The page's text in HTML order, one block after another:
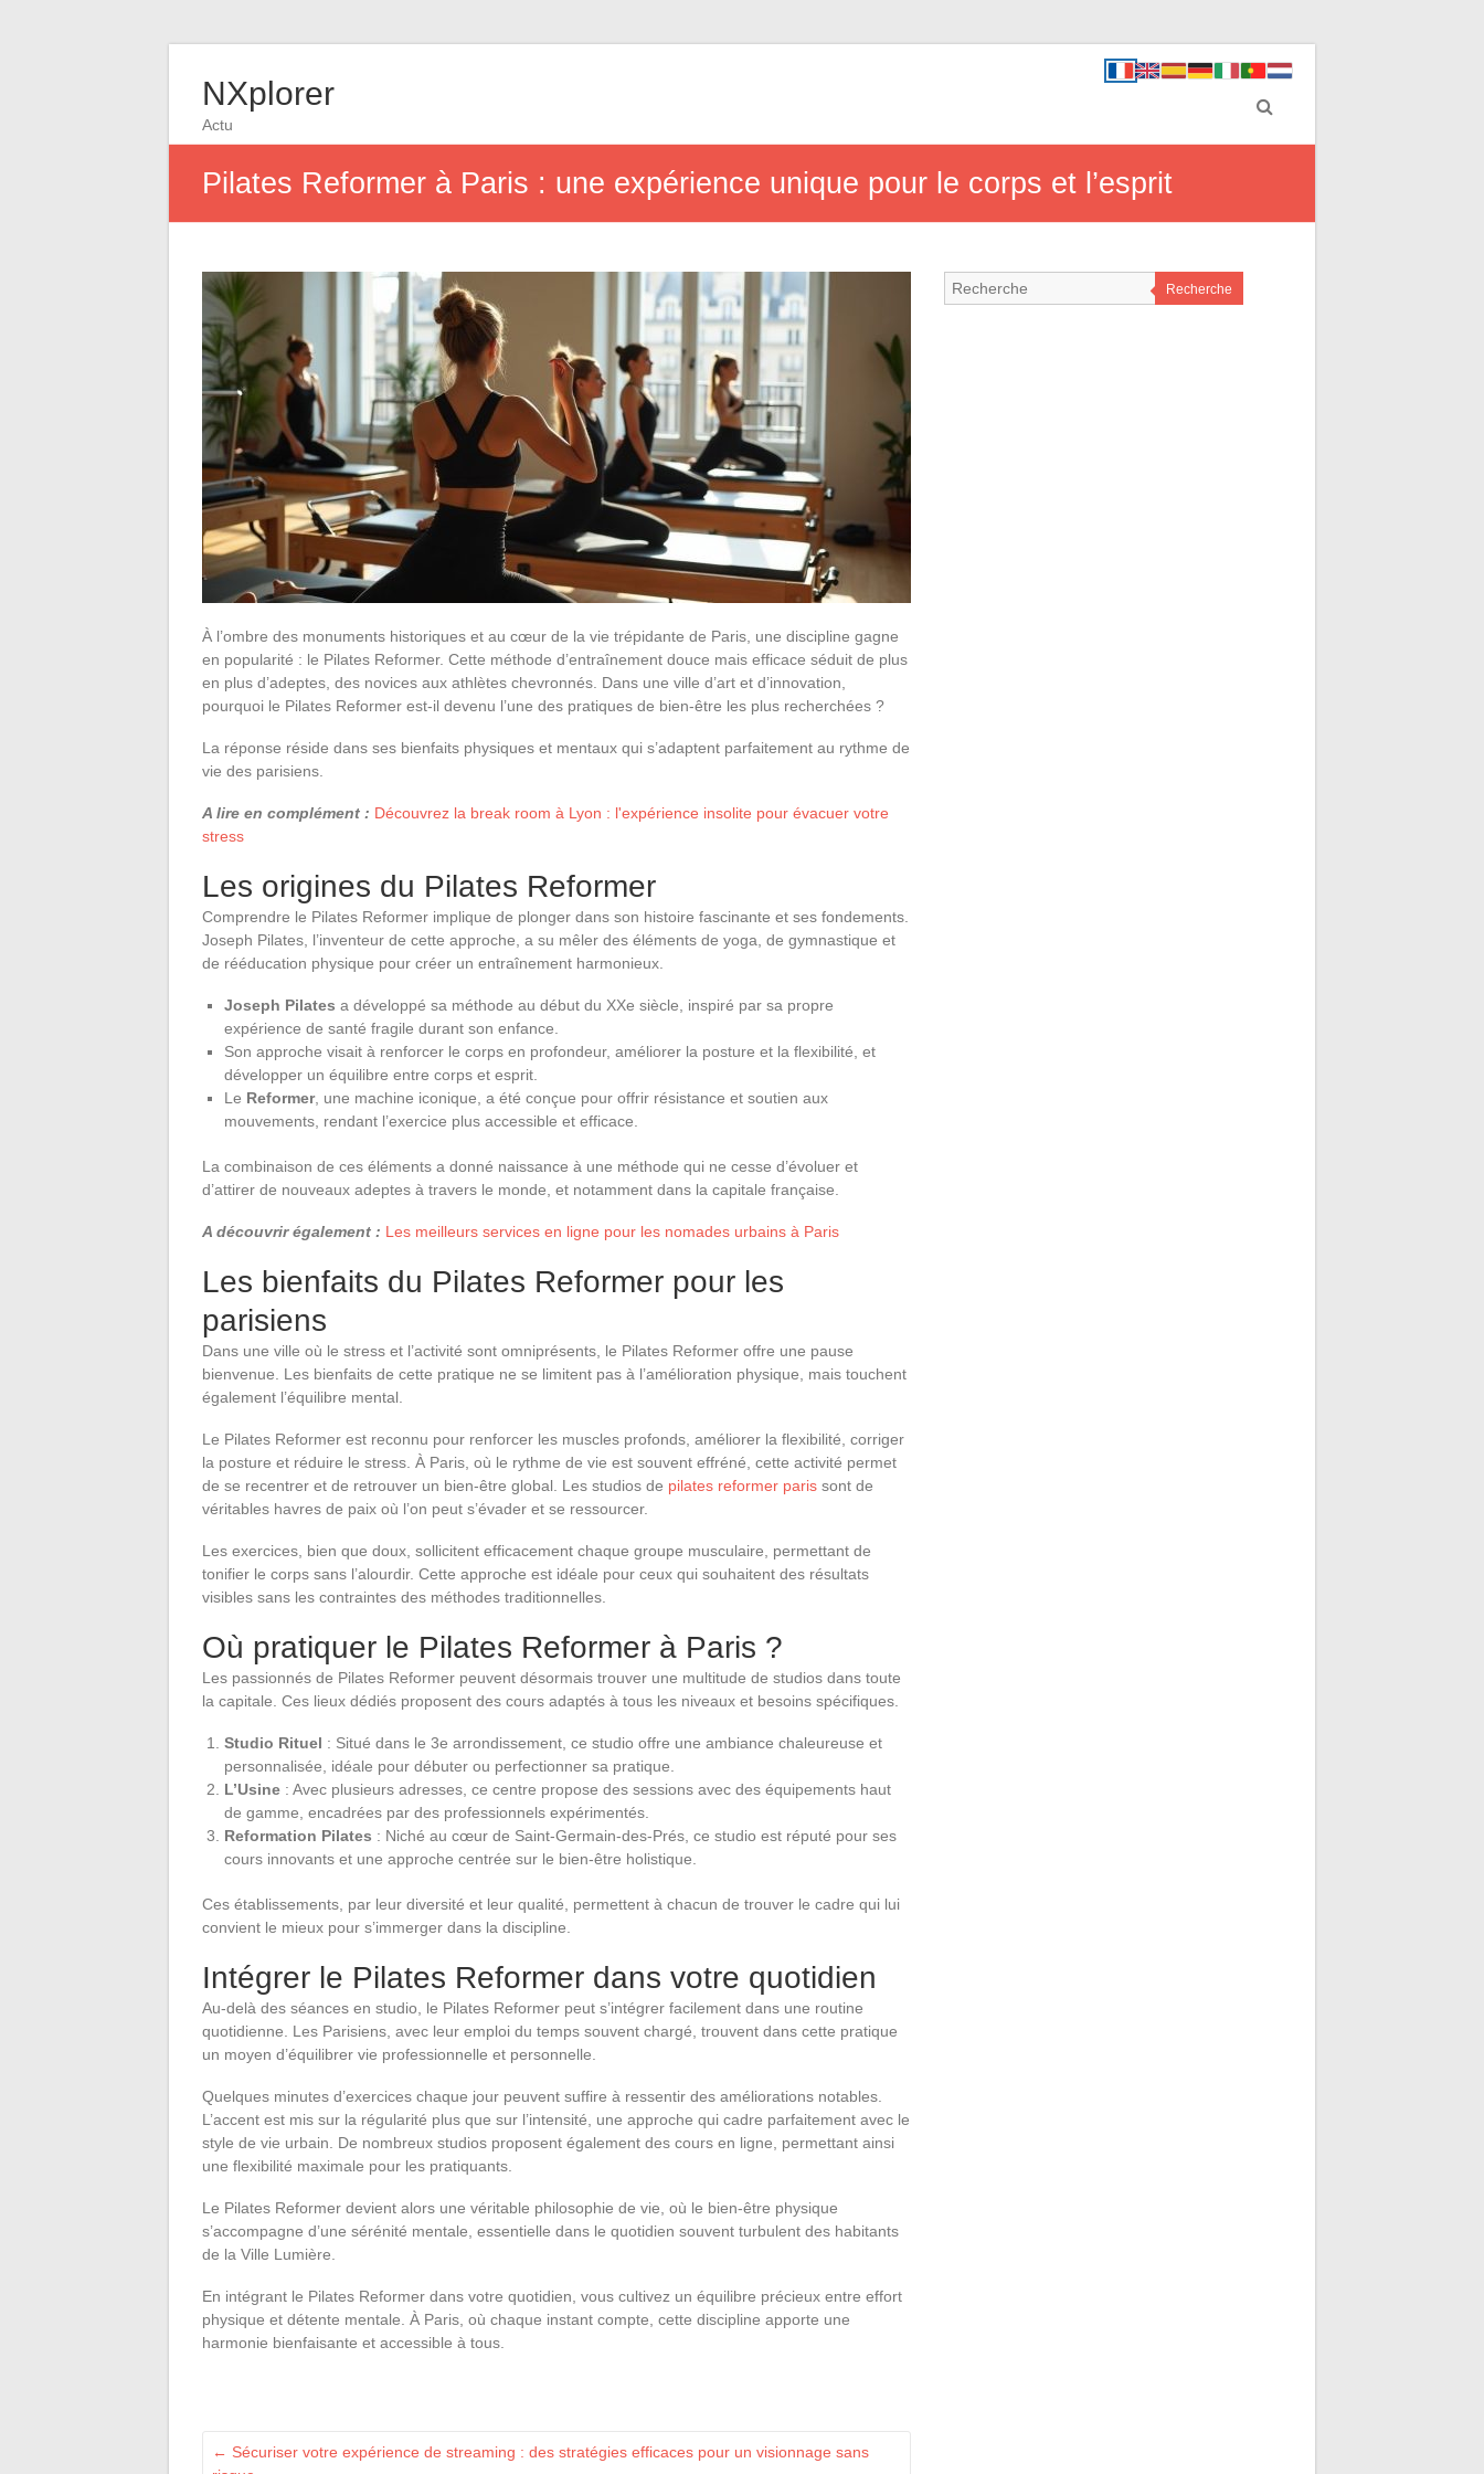
NXplorer
Actu
Pilates Reformer à Paris : une expérience unique pour le corps et l’esprit
À l’ombre des monuments historiques et au cœur de la vie trépidante de Paris, une discipline gagne
en popularité : le Pilates Reformer. Cette méthode d’entraînement douce mais efficace séduit de plus
en plus d’adeptes, des novices aux athlètes chevronnés. Dans une ville d’art et d’innovation,
pourquoi le Pilates Reformer est-il devenu l’une des pratiques de bien-être les plus recherchées ?
La réponse réside dans ses bienfaits physiques et mentaux qui s’adaptent parfaitement au rythme de
vie des parisiens.
A lire en complément : Découvrez la break room à Lyon : l'expérience insolite pour évacuer votre
stress
Les origines du Pilates Reformer
Comprendre le Pilates Reformer implique de plonger dans son histoire fascinante et ses fondements.
Joseph Pilates, l’inventeur de cette approche, a su mêler des éléments de yoga, de gymnastique et
de rééducation physique pour créer un entraînement harmonieux.
Joseph Pilates a développé sa méthode au début du XXe siècle, inspiré par sa propre
expérience de santé fragile durant son enfance.
Son approche visait à renforcer le corps en profondeur, améliorer la posture et la flexibilité, et
développer un équilibre entre corps et esprit.
Le Reformer, une machine iconique, a été conçue pour offrir résistance et soutien aux
mouvements, rendant l’exercice plus accessible et efficace.
La combinaison de ces éléments a donné naissance à une méthode qui ne cesse d’évoluer et
d’attirer de nouveaux adeptes à travers le monde, et notamment dans la capitale française.
A découvrir également : Les meilleurs services en ligne pour les nomades urbains à Paris
Les bienfaits du Pilates Reformer pour les
parisiens
Dans une ville où le stress et l’activité sont omniprésents, le Pilates Reformer offre une pause
bienvenue. Les bienfaits de cette pratique ne se limitent pas à l’amélioration physique, mais touchent
également l’équilibre mental.
Le Pilates Reformer est reconnu pour renforcer les muscles profonds, améliorer la flexibilité, corriger
la posture et réduire le stress. À Paris, où le rythme de vie est souvent effréné, cette activité permet
de se recentrer et de retrouver un bien-être global. Les studios de pilates reformer paris sont de
véritables havres de paix où l’on peut s’évader et se ressourcer.
Les exercices, bien que doux, sollicitent efficacement chaque groupe musculaire, permettant de
tonifier le corps sans l’alourdir. Cette approche est idéale pour ceux qui souhaitent des résultats
visibles sans les contraintes des méthodes traditionnelles.
Où pratiquer le Pilates Reformer à Paris ?
Les passionnés de Pilates Reformer peuvent désormais trouver une multitude de studios dans toute
la capitale. Ces lieux dédiés proposent des cours adaptés à tous les niveaux et besoins spécifiques.
Studio Rituel : Situé dans le 3e arrondissement, ce studio offre une ambiance chaleureuse et
personnalisée, idéale pour débuter ou perfectionner sa pratique.
L’Usine : Avec plusieurs adresses, ce centre propose des sessions avec des équipements haut
de gamme, encadrées par des professionnels expérimentés.
Reformation Pilates : Niché au cœur de Saint-Germain-des-Prés, ce studio est réputé pour ses
cours innovants et une approche centrée sur le bien-être holistique.
Ces établissements, par leur diversité et leur qualité, permettent à chacun de trouver le cadre qui lui
convient le mieux pour s’immerger dans la discipline.
Intégrer le Pilates Reformer dans votre quotidien
Au-delà des séances en studio, le Pilates Reformer peut s’intégrer facilement dans une routine
quotidienne. Les Parisiens, avec leur emploi du temps souvent chargé, trouvent dans cette pratique
un moyen d’équilibrer vie professionnelle et personnelle.
Quelques minutes d’exercices chaque jour peuvent suffire à ressentir des améliorations notables.
L’accent est mis sur la régularité plus que sur l’intensité, une approche qui cadre parfaitement avec le
style de vie urbain. De nombreux studios proposent également des cours en ligne, permettant ainsi
une flexibilité maximale pour les pratiquants.
Le Pilates Reformer devient alors une véritable philosophie de vie, où le bien-être physique
s’accompagne d’une sérénité mentale, essentielle dans le quotidien souvent turbulent des habitants
de la Ville Lumière.
En intégrant le Pilates Reformer dans votre quotidien, vous cultivez un équilibre précieux entre effort
physique et détente mentale. À Paris, où chaque instant compte, cette discipline apporte une
harmonie bienfaisante et accessible à tous.
← Sécuriser votre expérience de streaming : des stratégies efficaces pour un visionnage sans
Recherche